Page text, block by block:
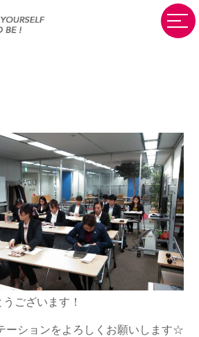
ございます！
ーションをよろしくお願いします☆